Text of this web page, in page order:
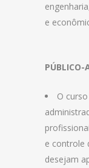
e
PÚBLICO-
O
e controle
desejam